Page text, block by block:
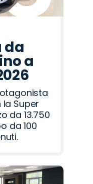
da
a
Super
da 13.750
da 100